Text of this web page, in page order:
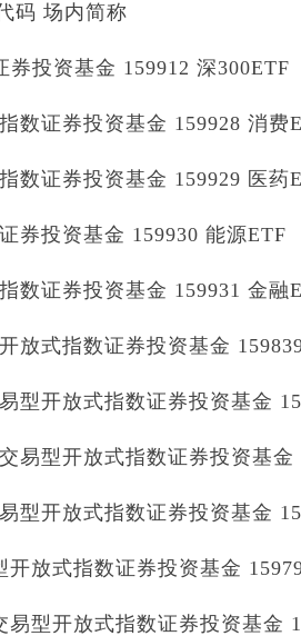
码 场内简称
投资基金 159912 深300ETF
数证券投资基金 159928 消费
数证券投资基金 159929 医药
券投资基金 159930 能源ETF
数证券投资基金 159931 金融
放式指数证券投资基金
型开放式指数证券投资基金
易型开放式指数证券投资基金
型开放式指数证券投资基金
放式指数证券投资基金
型开放式指数证券投资基金